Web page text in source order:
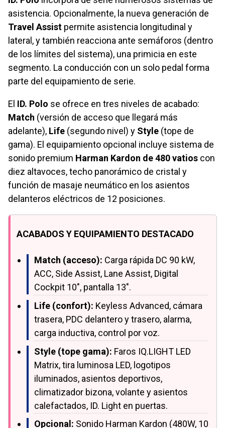
asistencia. Opcionalmente, la nueva generación de
Travel Assist permite asistencia longitudinal y
lateral, y también reacciona ante semáforos (dentro
de los límites del sistema), una primicia en este
segmento. La conducción con un solo pedal forma
parte del equipamiento de serie.
El ID. Polo se ofrece en tres niveles de acabado:
Match (versión de acceso que llegará más
adelante), Life (segundo nivel) y Style (tope de
gama). El equipamiento opcional incluye sistema de
sonido premium Harman Kardon de 480 vatios con
diez altavoces, techo panorámico de cristal y
función de masaje neumático en los asientos
delanteros eléctricos de 12 posiciones.
ACABADOS Y EQUIPAMIENTO DESTACADO
Match (acceso): Carga rápida DC 90 kW,
ACC, Side Assist, Lane Assist, Digital
Cockpit 10", pantalla 13".
Life (confort): Keyless Advanced, cámara
trasera, PDC delantero y trasero, alarma,
carga inductiva, control por voz.
Style (tope gama): Faros IQ.LIGHT LED
Matrix, tira luminosa LED, logotipos
iluminados, asientos deportivos,
climatizador bizona, volante y asientos
calefactados, ID. Light en puertas.
Opcional: Sonido Harman Kardon (480W, 10